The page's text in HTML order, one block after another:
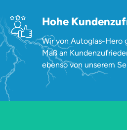
Hohe
Wir von Autoglas-Hero
Maß an
ebenso von unserem